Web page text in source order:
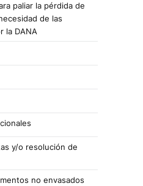
paliar la pérdida de
de las
la DANA
y/o resolución de
no envasados